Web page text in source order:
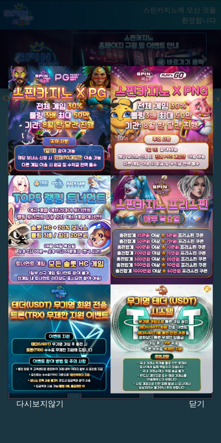
다시보지않기 닫기
스핀카지노에 오신 것을
환영합니다
게임
Previous
Next
★ 국내 최초, 국내 슬롯 1등 에그계열 ★ ★